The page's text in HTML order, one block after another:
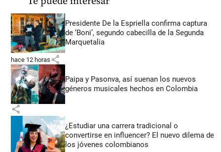
Presidente De la Espriella confirma captura
de ‘Boni’, segundo cabecilla de la Segunda
Marquetalia
hace 12 horas share
Paipa y Pasonva, así suenan los nuevos
géneros musicales hechos en Colombia
share
¿Estudiar una carrera tradicional o
convertirse en influencer? El nuevo dilema de
los jóvenes colombianos